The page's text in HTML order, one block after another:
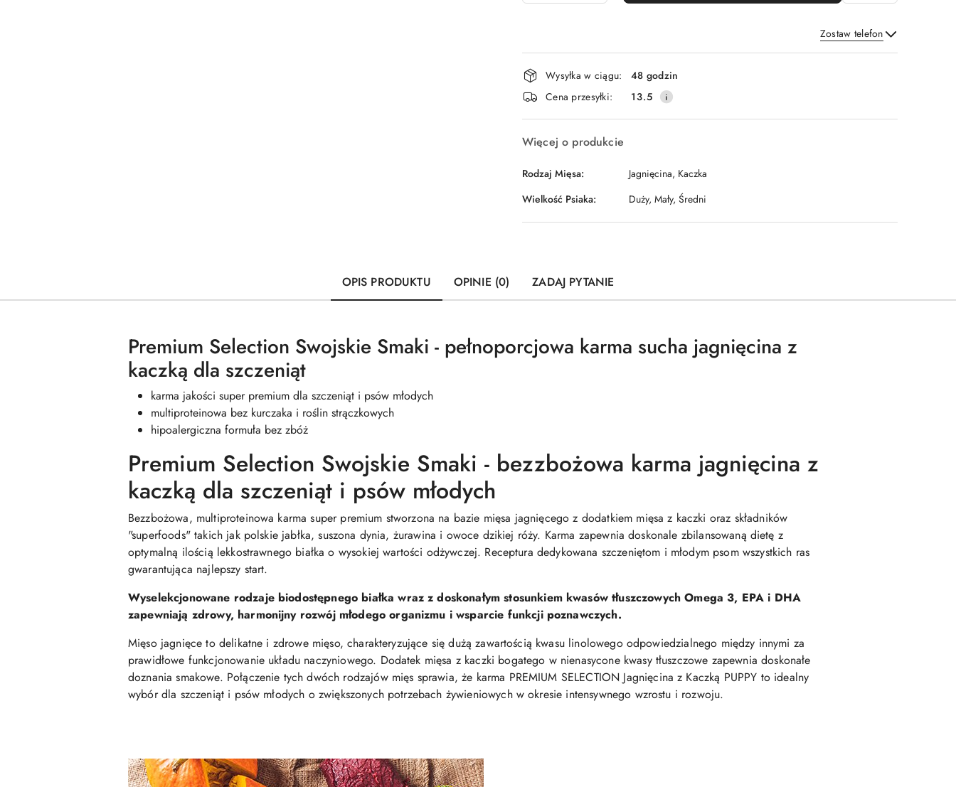
Zostaw telefon
Wyślij
Dostępność
i
dostawa
Wysyłka w ciągu:
48 godzin
Cena przesyłki:
13.5
Więcej o produkcie
Rodzaj Mięsa:
Jagnięcina, Kaczka
Wielkość Psiaka:
Duży, Mały, Średni
OPIS PRODUKTU OPINIE (0) ZADAJ PYTANIE
Premium Selection Swojskie Smaki - pełnoporcjowa karma sucha jagnięcina z
kaczką dla szczeniąt
karma jakości super premium dla szczeniąt i psów młodych
multiproteinowa bez kurczaka i roślin strączkowych
hipoalergiczna formuła bez zbóż
Premium Selection Swojskie Smaki - bezzbożowa karma jagnięcina z
kaczką dla szczeniąt i psów młodych
Bezzbożowa, multiproteinowa karma super premium stworzona na bazie mięsa jagnięcego z dodatkiem mięsa z kaczki oraz składników
"superfoods" takich jak polskie jabłka, suszona dynia, żurawina i owoce dzikiej róży. Karma zapewnia doskonale zbilansowaną dietę z
optymalną ilością lekkostrawnego białka o wysokiej wartości odżywczej. Receptura dedykowana szczeniętom i młodym psom wszystkich ras
gwarantująca najlepszy start.
Wyselekcjonowane rodzaje biodostępnego białka wraz z doskonałym stosunkiem kwasów tłuszczowych Omega 3, EPA i DHA
zapewniają zdrowy, harmonijny rozwój młodego organizmu i wsparcie funkcji poznawczych.
Mięso jagnięce to delikatne i zdrowe mięso, charakteryzujące się dużą zawartością kwasu linolowego odpowiedzialnego między innymi za
prawidłowe funkcjonowanie układu naczyniowego. Dodatek mięsa z kaczki bogatego w nienasycone kwasy tłuszczowe zapewnia doskonałe
doznania smakowe. Połączenie tych dwóch rodzajów mięs sprawia, że karma PREMIUM SELECTION Jagnięcina z Kaczką PUPPY to idealny
wybór dla szczeniąt i psów młodych o zwiększonych potrzebach żywieniowych w okresie intensywnego wzrostu i rozwoju.